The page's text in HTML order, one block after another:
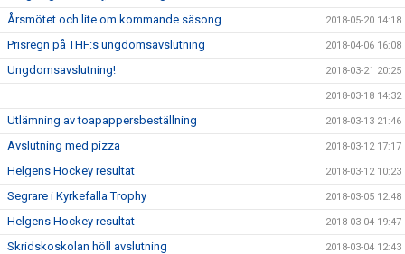
Årsmötet och lite om kommande säsong 2018-05-20 14:18
Prisregn på THF:s ungdomsavslutning 2018-04-06 16:08
Ungdomsavslutning! 2018-03-21 20:25
2018-03-18 14:32
Utlämning av toapappersbeställning 2018-03-13 21:46
Avslutning med pizza 2018-03-12 17:17
Helgens Hockey resultat 2018-03-12 10:23
Segrare i Kyrkefalla Trophy 2018-03-05 12:48
Helgens Hockey resultat 2018-03-04 19:47
Skridskoskolan höll avslutning 2018-03-04 12:43